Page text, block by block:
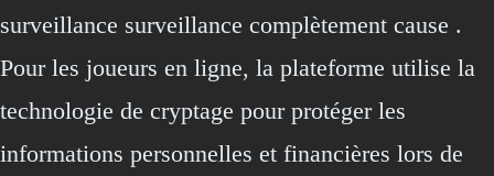
surveillance surveillance complètement cause .
Pour les joueurs en ligne, la plateforme utilise la
technologie de cryptage pour protéger les
informations personnelles et financières lors de